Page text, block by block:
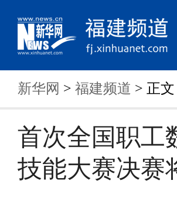
新华网 > 福建频道 > 正文
首次全国职工
技能大赛决赛